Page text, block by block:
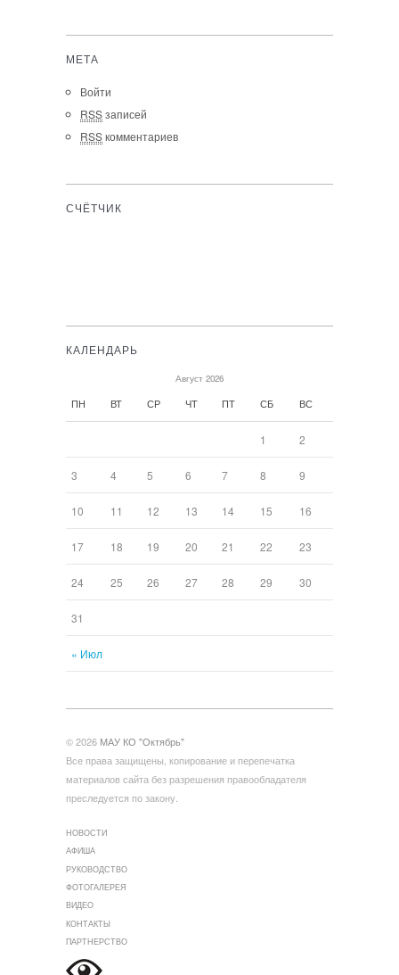
МЕТА
Войти
RSSзаписей
RSSкомментариев
СЧЁТЧИК
КАЛЕНДАРЬ
Август 2026
ПН ВТ СР ЧТ ПТ СБ ВС
« Июл
1 2
3 4 5 6 7 8 9
10 11 12 13 14 15 16
17 18 19 20 21 22 23
24 25 26 27 28 29 30
31
© 2026 МАУ КО "Октябрь"
Все права защищены, копирование и перепечатка
материалов сайта без разрешения правообладателя
преследуется по закону.
НОВОСТИ
АФИША
РУКОВОДСТВО
ФОТОГАЛЕРЕЯ
ВИДЕО
КОНТАКТЫ
ПАРТНЕРСТВО